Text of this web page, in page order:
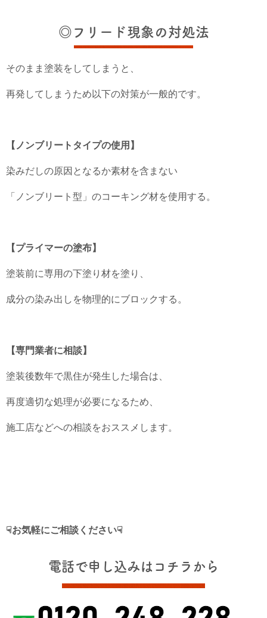
◎フリード現象の対処法
そのまま塗装をしてしまうと、
再発してしまうため以下の対策が一般的です。
【ノンブリートタイプの使用】
染みだしの原因となるか素材を含まない
「ノンブリート型」のコーキング材を使用する。
【プライマーの塗布】
塗装前に専用の下塗り材を塗り、
成分の染み出しを物理的にブロックする。
【専門業者に相談】
塗装後数年で黒住が発生した場合は、
再度適切な処理が必要になるため、
施工店などへの相談をおススメします。
☟お気軽にご相談ください☟
電話で申し込みはコチラから